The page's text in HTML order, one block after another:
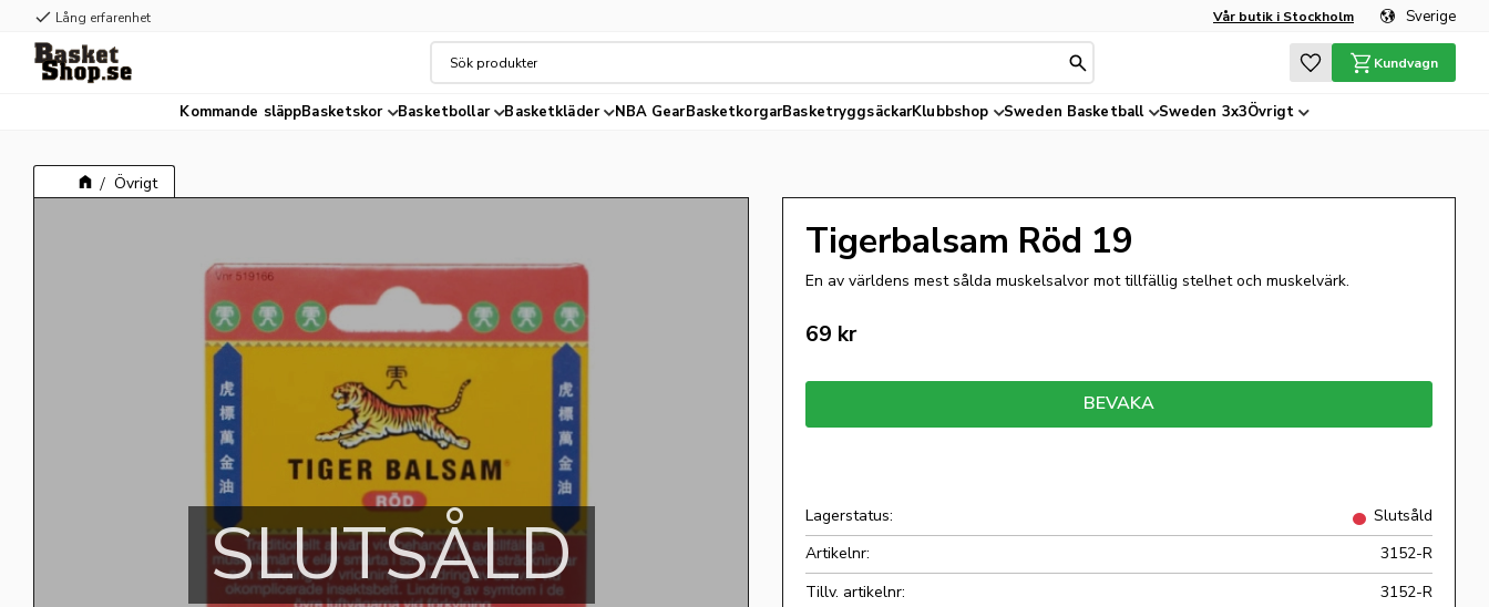
check Lång erfarenhet Vår butik i Stockholm Sverige
Favoriter
Kundvagn
Kommande släppBasketskor Basketbollar Basketkläder NBA GearBasketkorgarBasketryggsäckarKlubbshop Sweden Basketball Sweden 3x3Övrigt
Övrigt
SLUTSÅLD
Tigerbalsam Röd 19
En av världens mest sålda muskelsalvor mot tillfällig stelhet och muskelvärk.
69 kr
BEVAKA
Lagerstatus
Slutsåld
Artikelnr
3152-R
Tillv. artikelnr
3152-R